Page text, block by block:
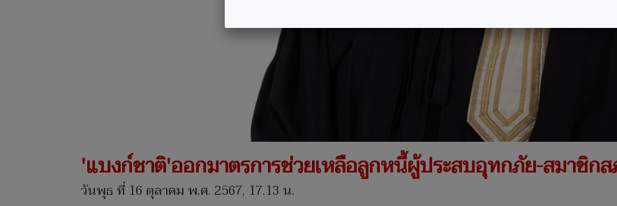
'แบงก์ชาติ'ออกมาตรการช่วยเหลือลูกหนี้ผู้ประสบอุทกภัย-สมาชิก
วันพุธ ที่ 16 ตุลาคม พ.ศ. 2567, 17.13 น.